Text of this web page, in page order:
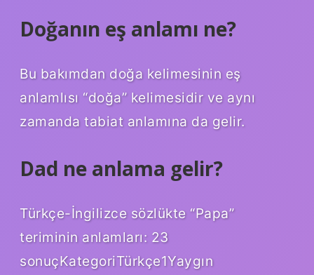
Doğanın eş anlamı ne?
Bu bakımdan doğa kelimesinin eş
anlamlısı “doğa” kelimesidir ve aynı
zamanda tabiat anlamına da gelir.
Dad ne anlama gelir?
Türkçe-İngilizce sözlükte “Papa”
teriminin anlamları: 23
sonuçKategoriTürkçe1Yaygın